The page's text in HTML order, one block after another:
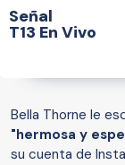
Señal
T13 En Vivo
Bella Thorne le
"hermosa y
su cuenta de